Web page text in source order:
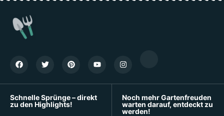
Schnelle Sprünge – direkt
zu den Highlights!
Noch mehr Gartenfreuden
warten darauf, entdeckt zu
werden!